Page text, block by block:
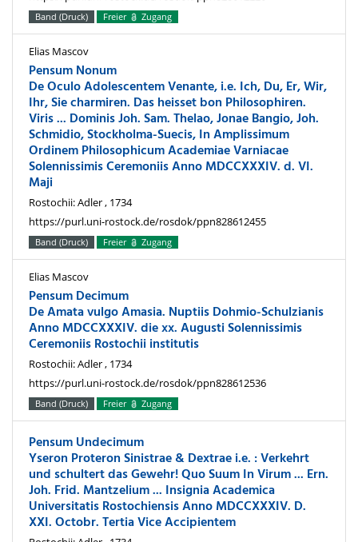
Band (Druck) Freier Zugang
Elias Mascov
Pensum Nonum
De Oculo Adolescentem Venante, i.e. Ich, Du, Er, Wir,
Ihr, Sie charmiren. Das heisset bon Philosophiren.
Viris ... Dominis Joh. Sam. Thelao, Jonae Bangio, Joh.
Schmidio, Stockholma-Suecis, In Amplissimum
Ordinem Philosophicum Academiae Varniacae
Solennissimis Ceremoniis Anno MDCCXXXIV. d. VI.
Maji
Rostochii: Adler , 1734
https://purl.uni-rostock.de/rosdok/ppn828612455
Band (Druck) Freier Zugang
Elias Mascov
Pensum Decimum
De Amata vulgo Amasia. Nuptiis Dohmio-Schulzianis
Anno MDCCXXXIV. die xx. Augusti Solennissimis
Ceremoniis Rostochii institutis
Rostochii: Adler , 1734
https://purl.uni-rostock.de/rosdok/ppn828612536
Band (Druck) Freier Zugang
Pensum Undecimum
Yseron Proteron Sinistrae & Dextrae i.e. : Verkehrt
und schultert das Gewehr! Quo Suum In Virum ... Ern.
Joh. Frid. Mantzelium ... Insignia Academica
Universitatis Rostochiensis Anno MDCCXXXIV. D.
XXI. Octobr. Tertia Vice Accipientem